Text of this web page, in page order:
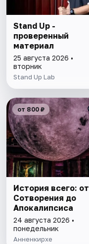
Stand Up -
проверенный
материал
25 августа 2026 •
вторник
Stand Up Lab
от 800 ₽
История всего: от
Сотворения до
Апокалипсиса
24 августа 2026 •
понедельник
Анненкирхе